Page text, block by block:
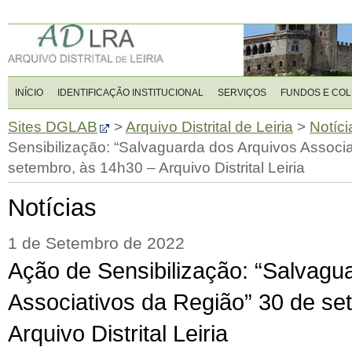
INÍCIO IDENTIFICAÇÃO INSTITUCIONAL SERVIÇOS FUNDOS E
Sites DGLAB >Arquivo Distrital de Leiria >
Sensibilização: “Salvaguarda dos Arquivos
setembro, às 14h30 – Arquivo Distrital Leiria
Notícias
1 de Setembro de 2022
Ação de Sensibilização:
Associativos da Região” 30 de
Arquivo Distrital Leiria